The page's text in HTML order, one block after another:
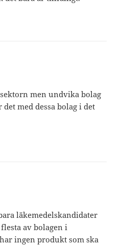
men undvika bolag
med dessa bolag i det
läkemedelskandidater
av bolagen i
ingen produkt som ska